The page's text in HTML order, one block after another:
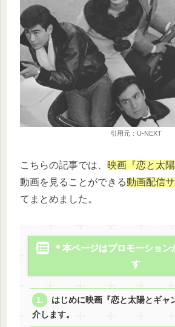
引用元：U-NEXT
こちらの記事では、 映画『恋と太
動画を見ることができる動画配信
てまとめました。
＊本ページはプロモーション
す
はじめに映画『恋と太陽とギャ
介します。